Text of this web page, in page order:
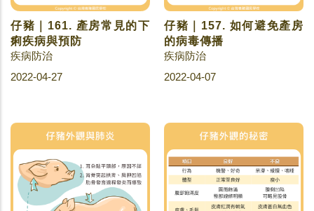
仔豬｜161. 產房常見的下
痢疾病與預防
疾病防治
2022-04-27
仔豬｜157. 如何避免產房
的病毒傳播
疾病防治
2022-04-07